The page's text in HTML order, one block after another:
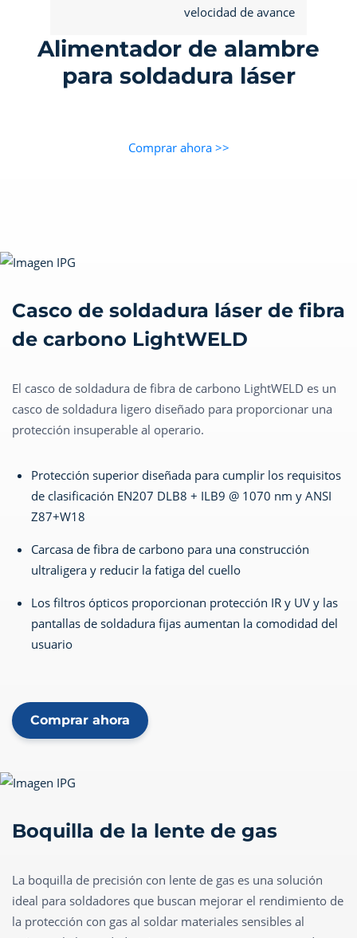
velocidad de avance
Alimentador de alambre
para soldadura láser
Comprar ahora >>
Casco de soldadura láser de fibra
de carbono LightWELD
El casco de soldadura de fibra de carbono LightWELD es un
casco de soldadura ligero diseñado para proporcionar una
protección insuperable al operario.
Protección superior diseñada para cumplir los requisitos
de clasificación EN207 DLB8 + ILB9 @ 1070 nm y ANSI
Z87+W18
Carcasa de fibra de carbono para una construcción
ultraligera y reducir la fatiga del cuello
Los filtros ópticos proporcionan protección IR y UV y las
pantallas de soldadura fijas aumentan la comodidad del
usuario
Comprar ahora
Boquilla de la lente de gas
La boquilla de precisión con lente de gas es una solución
ideal para soldadores que buscan mejorar el rendimiento de
la protección con gas al soldar materiales sensibles al